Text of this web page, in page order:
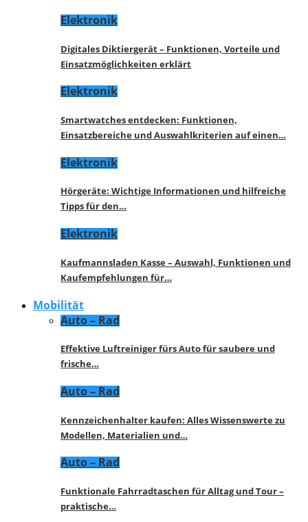
Elektronik
Digitales Diktiergerät – Funktionen, Vorteile und
Einsatzmöglichkeiten erklärt
Elektronik
Smartwatches entdecken: Funktionen,
Einsatzbereiche und Auswahlkriterien auf einen…
Elektronik
Hörgeräte: Wichtige Informationen und hilfreiche
Tipps für den…
Elektronik
Kaufmannsladen Kasse – Auswahl, Funktionen und
Kaufempfehlungen für…
Mobilität
Auto – Rad
Effektive Luftreiniger fürs Auto für saubere und
frische…
Auto – Rad
Kennzeichenhalter kaufen: Alles Wissenswerte zu
Modellen, Materialien und…
Auto – Rad
Funktionale Fahrradtaschen für Alltag und Tour –
praktische…